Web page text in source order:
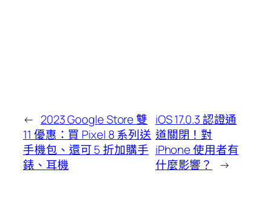
← 2023 Google Store 雙
11 優惠：買 Pixel 8 系列送
手機包、還可 5 折加購手
錶、耳機
iOS 17.0.3 認證通
道關閉！對
iPhone 使用者有
什麼影響？
→